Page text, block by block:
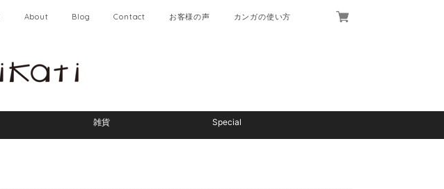
About Blog Contact お客様の声 カンガの使い方
雑貨 Special